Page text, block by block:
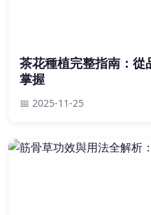
茶花種植完整指南：從
掌握
📅 2025-11-25